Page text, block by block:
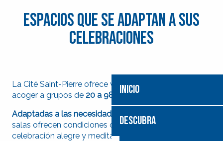
INICIO
DESCUBRA
Espacios que se adaptan a sus
celebraciones
La Cité Saint-Pierre ofrece varias salas que pueden
acoger a grupos de 20 a 980 personas
Adaptadas a las necesidades de los peregrinos
salas ofrecen condiciones óptimas para una
celebración alegre y meditativa.